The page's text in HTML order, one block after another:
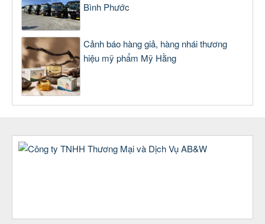
Bình Phước
Cảnh báo hàng giả, hàng nhái thương
hiệu mỹ phẩm Mỹ Hằng